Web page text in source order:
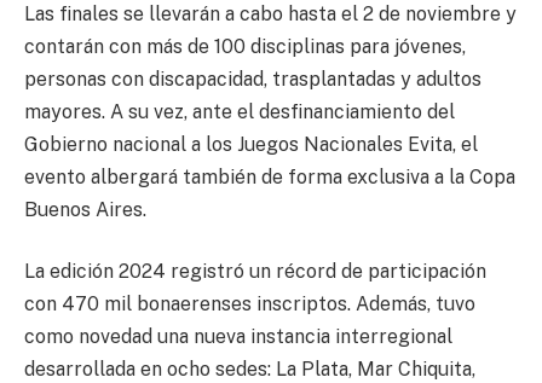
Las finales se llevarán a cabo hasta el 2 de noviembre y
contarán con más de 100 disciplinas para jóvenes,
personas con discapacidad, trasplantadas y adultos
mayores. A su vez, ante el desfinanciamiento del
Gobierno nacional a los Juegos Nacionales Evita, el
evento albergará también de forma exclusiva a la Copa
Buenos Aires.
La edición 2024 registró un récord de participación
con 470 mil bonaerenses inscriptos. Además, tuvo
como novedad una nueva instancia interregional
desarrollada en ocho sedes: La Plata, Mar Chiquita,